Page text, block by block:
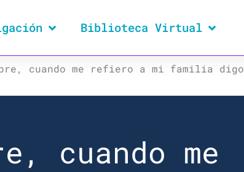
Biblioteca Virtual
cuando me refiero a mi familia digo
cuando me